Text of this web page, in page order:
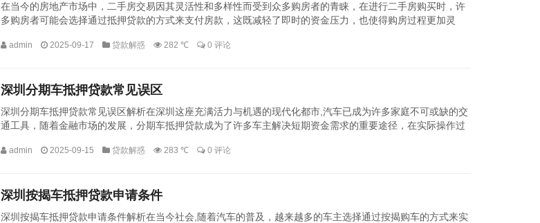
在当今的房地产市场中，二手房交易因其灵活性和多样性而受到众多购房者的青睐，在进行二手房购买时，许
多购房者可能会选择通过抵押贷款的方式来支付房款，这既减轻了即时的资金压力，也使得购房过程更加灵
admin 2025-09-17 贷款解惑 282 ℃ 0 评论
深圳分期车抵押贷款常见误区
深圳分期车抵押贷款常见误区解析在深圳这座充满活力与机遇的现代化都市,汽车已成为许多家庭不可或缺的交
通工具，随着金融市场的发展，分期车抵押贷款成为了许多车主解决短期资金需求的重要途径，在实际操作过
admin 2025-09-15 贷款解惑 283 ℃ 0 评论
深圳按揭车抵押贷款申请条件
深圳按揭车抵押贷款申请条件解析在当今社会,随着汽车的普及，越来越多的车主选择通过按揭购车的方式来实